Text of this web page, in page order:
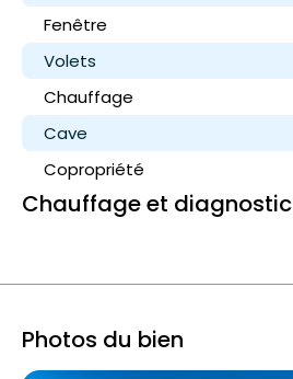
Fenêtre
Volets
Chauffage
Cave
Copropriété
Chauffage et
Photos du bien